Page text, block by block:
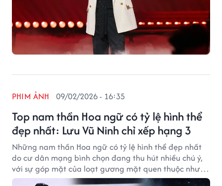
Top nam thần Hoa ngữ có tỷ lệ hình thể
đẹp nhất: Lưu Vũ Ninh chỉ xếp hạng 3
PHIM ẢNH 09/02/2026 - 16:35
Những nam thần Hoa ngữ có tỷ lệ hình thể đẹp nhất
do cư dân mạng bình chọn đang thu hút nhiều chú ý,
với sự góp mặt của loạt gương mặt quen thuộc như
Lưu Vũ Ninh, Cung Tuấn, Trương Lăng Hách.